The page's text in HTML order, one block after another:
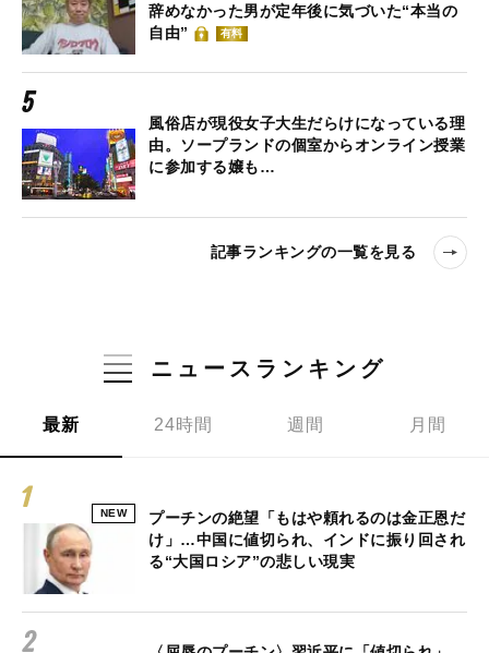
辞めなかった男が定年後に気づいた“本当の
自由”
有料
風俗店が現役女子大生だらけになっている理
由。ソープランドの個室からオンライン授業
に参加する嬢も…
記事ランキングの一覧を見る
ニュースランキング
最新 24時間 週間 月間
NEW
プーチンの絶望「もはや頼れるのは金正恩だ
け」…中国に値切られ、インドに振り回され
る“大国ロシア”の悲しい現実